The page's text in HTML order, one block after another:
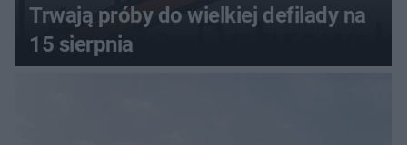
Trwają próby do wielkiej defilady na
15 sierpnia